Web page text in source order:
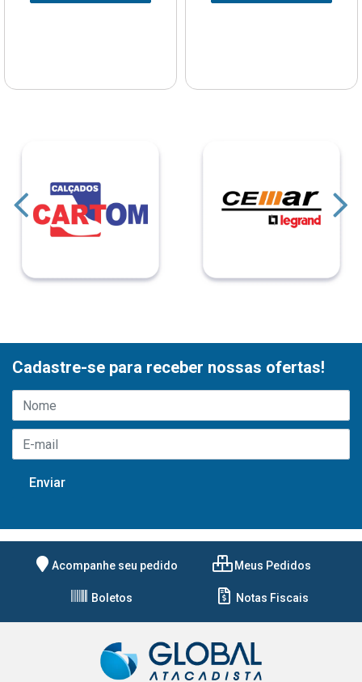
Cadastre-se para receber nossas ofertas!
Acompanhe seu pedido Meus Pedidos
Boletos Notas Fiscais